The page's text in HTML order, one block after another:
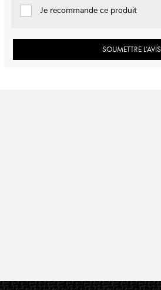
Je recommande ce produit
SOUMETTRE L’AVIS